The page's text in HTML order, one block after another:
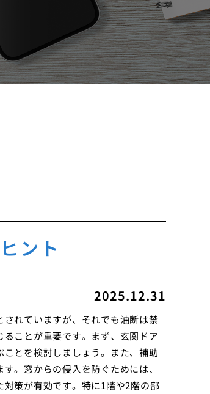
ント
2025.12.31
れていますが、それでも油断は禁
ことが重要です。まず、玄関ドア
とを検討しましょう。また、補助
。窓からの侵入を防ぐためには、
策が有効です。特に1階や2階の部